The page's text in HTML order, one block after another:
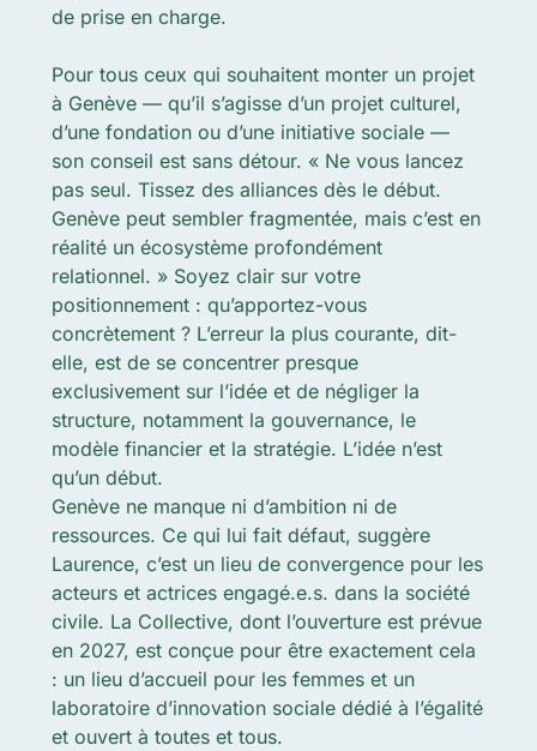
de prise en charge.
Pour tous ceux qui souhaitent monter un projet
à Genève — qu’il s’agisse d’un projet culturel,
d’une fondation ou d’une initiative sociale —
son conseil est sans détour. « Ne vous lancez
pas seul. Tissez des alliances dès le début.
Genève peut sembler fragmentée, mais c’est en
réalité un écosystème profondément
relationnel. » Soyez clair sur votre
positionnement : qu’apportez-vous
concrètement ? L’erreur la plus courante, dit-
elle, est de se concentrer presque
exclusivement sur l’idée et de négliger la
structure, notamment la gouvernance, le
modèle financier et la stratégie. L’idée n’est
qu’un début.
Genève ne manque ni d’ambition ni de
ressources. Ce qui lui fait défaut, suggère
Laurence, c’est un lieu de convergence pour les
acteurs et actrices engagé.e.s. dans la société
civile. La Collective, dont l’ouverture est prévue
en 2027, est conçue pour être exactement cela
: un lieu d’accueil pour les femmes et un
laboratoire d’innovation sociale dédié à l’égalité
et ouvert à toutes et tous.